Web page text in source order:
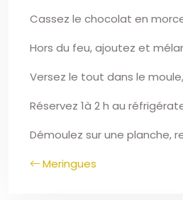
Cassez le chocolat en
Hors du feu, ajoutez et
Versez le tout dans le
Réservez 1à 2 h au
Démoulez sur une planche,
Meringues